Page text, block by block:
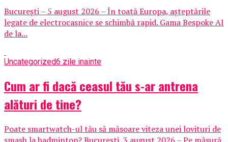
București – 5 august 2026 – În toată Europa, așteptările
legate de electrocasnice se schimbă rapid. Gama Bespoke AI
de la...
Uncategorized6 zile inainte
Cum ar fi dacă ceasul tău s-ar antrena
alături de tine?
Poate smartwatch-ul tău să măsoare viteza unei lovituri de